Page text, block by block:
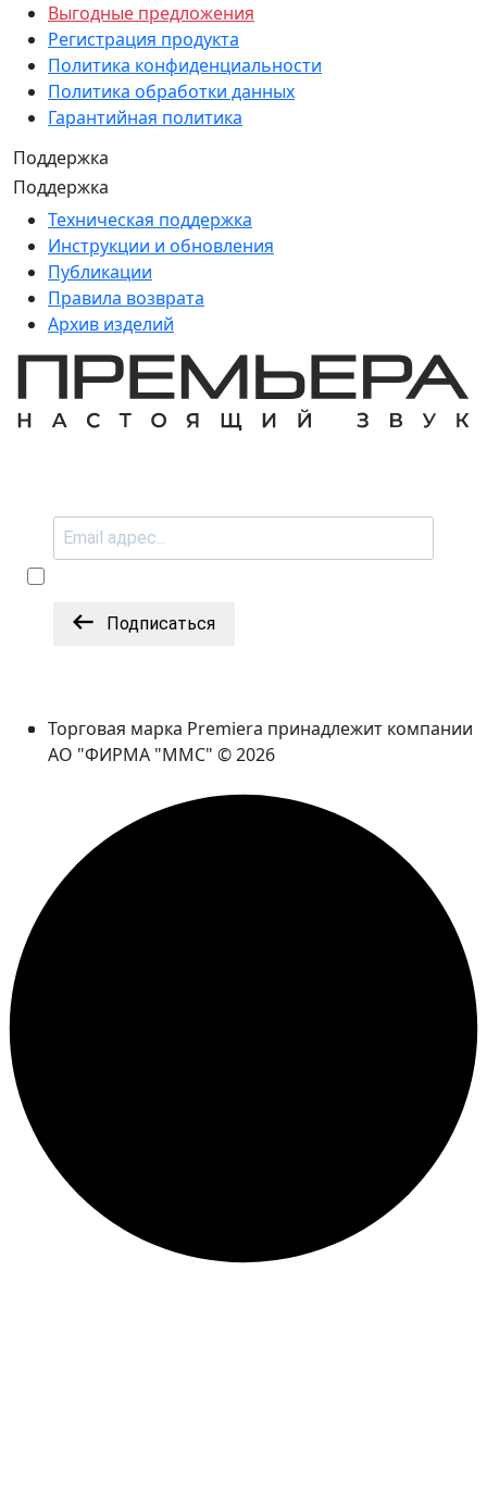
Выгодные предложения
Регистрация продукта
Политика конфиденциальности
Политика обработки данных
Гарантийная политика
Поддержка
Поддержка
Техническая поддержка
Инструкции и обновления
Публикации
Правила возврата
Архив изделий
Подписаться
Торговая марка Premiera принадлежит компании
АО "ФИРМА "ММС" © 2026